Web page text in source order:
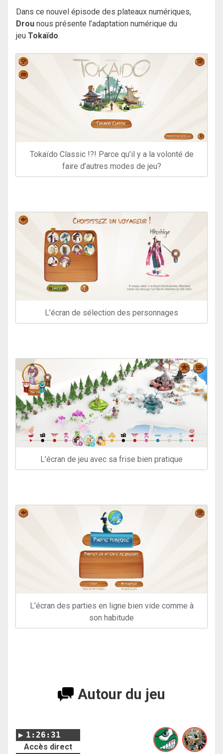
Dans ce nouvel épisode des plateaux numériques,
Drou nous présente l’adaptation numérique du
jeu Tokaïdo.
Tokaïdo Classic !?! Parce qu’il y a la volonté de
faire d’autres modes de jeu?
L’écran de sélection des personnages
L’écran de jeu avec sa frise bien pratique
L’écran des parties en ligne bien vide comme à
son habitude
Autour du jeu
1:26:31
Accès direct